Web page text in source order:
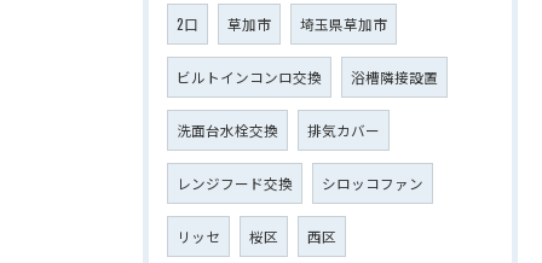
2口 草加市 埼玉県草加市
ビルトインコンロ交換 浴槽隣接設置
洗面台水栓交換 排気カバー
レンジフード交換 シロッコファン
リッセ 桜区 西区